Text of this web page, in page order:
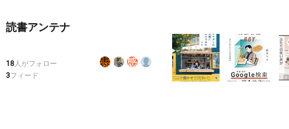
読書アンテナ
18人がフォロー
3フィード